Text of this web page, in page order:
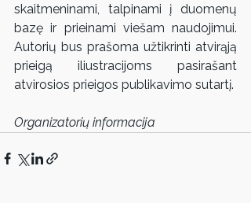
skaitmeninami, talpinami į duomenų
bazę ir prieinami viešam naudojimui.
Autorių bus prašoma užtikrinti atvirąją
prieigą iliustracijoms pasirašant
atvirosios prieigos publikavimo sutartį.
Organizatorių informacija